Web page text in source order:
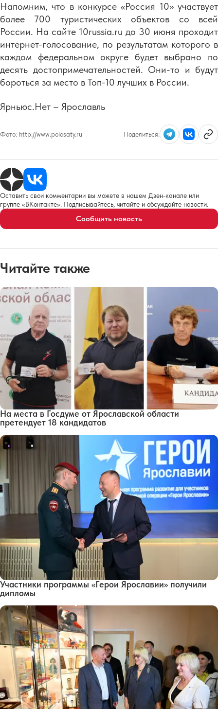
Напомним, что в конкурсе «Россия 10» участвует
более 700 туристических объектов со всей
России. На сайте 10russia.ru до 30 июня проходит
интернет-голосование, по результатам которого в
каждом федеральном округе будет выбрано по
десять достопримечательностей. Они-то и будут
бороться за место в Топ-10 лучших в России.
Ярньюс.Нет – Ярославль
Фото: http://www.polosaty.ru Поделиться:
Оставить свои комментарии вы можете в нашем Дзен-канале или
группе «ВКонтакте». Подписывайтесь, читайте и обсуждайте новости.
Сообщить новость
Читайте также
На места в Госдуме от Ярославской области
претендует 18 кандидатов
Участники программы «Герои Ярославии» получили
дипломы